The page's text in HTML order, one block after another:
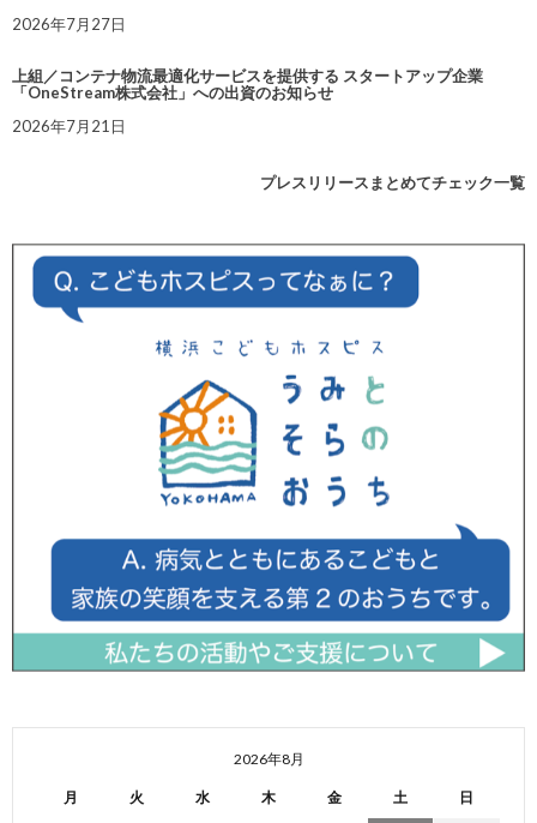
2026年7月27日
上組／コンテナ物流最適化サービスを提供する スタートアップ企業
「OneStream株式会社」への出資のお知らせ
2026年7月21日
プレスリリースまとめてチェック一覧
2026年8月
月 火 水 木 金 土 日